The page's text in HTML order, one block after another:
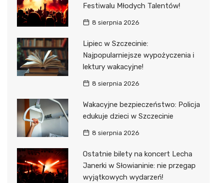
Festiwalu Młodych Talentów!
8 sierpnia 2026
Lipiec w Szczecinie:
Najpopularniejsze wypożyczenia i
lektury wakacyjne!
8 sierpnia 2026
Wakacyjne bezpieczeństwo: Policja
edukuje dzieci w Szczecinie
8 sierpnia 2026
Ostatnie bilety na koncert Lecha
Janerki w Słowianinie: nie przegap
wyjątkowych wydarzeń!